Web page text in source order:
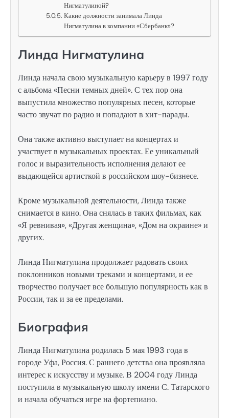
Нигматулиной?
Какие должности занимала Линда
Нигматулина в компании «Сбербанк»?
Линда Нигматулина
Линда начала свою музыкальную карьеру в 1997 году
с альбома «Песни темных дней». С тех пор она
выпустила множество популярных песен, которые
часто звучат по радио и попадают в хит-парады.
Она также активно выступает на концертах и
участвует в музыкальных проектах. Ее уникальный
голос и выразительность исполнения делают ее
выдающейся артисткой в российском шоу-бизнесе.
Кроме музыкальной деятельности, Линда также
снимается в кино. Она снялась в таких фильмах, как
«Я ревнивая», «Другая женщина», «Дом на окраине» и
других.
Линда Нигматулина продолжает радовать своих
поклонников новыми треками и концертами, и ее
творчество получает все большую популярность как в
России, так и за ее пределами.
Биография
Линда Нигматулина родилась 5 мая 1993 года в
городе Уфа, Россия. С раннего детства она проявляла
интерес к искусству и музыке. В 2004 году Линда
поступила в музыкальную школу имени С. Татарского
и начала обучаться игре на фортепиано.